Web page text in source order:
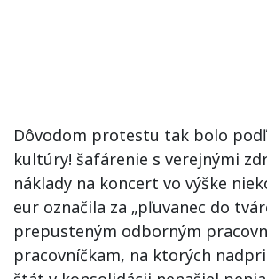
Dôvodom protestu tak bolo
kultúry! šafárenie s verejnými
náklady na koncert vo výške
eur označila za „pľuvanec do
prepusteným odborným
pracovníčkam, na ktorých